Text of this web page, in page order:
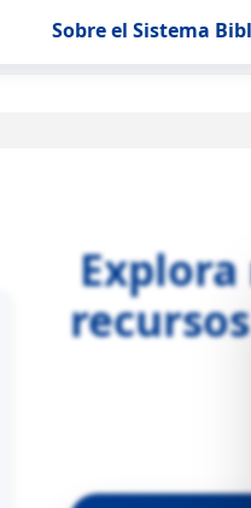
Sobre el Sistema